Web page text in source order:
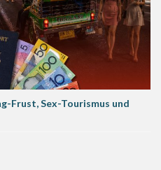
Frust, Sex-Tourismus und